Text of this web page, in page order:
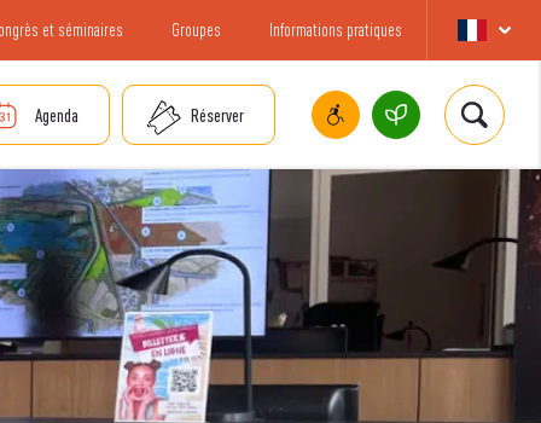
et séminaires Groupes Informations pratiques
Agenda Réserver